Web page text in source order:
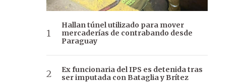
Hallan túnel utilizado para mover
mercaderías de contrabando desde
Paraguay
Ex funcionaria del IPS es detenida tras
ser imputada con Bataglia y Brítez